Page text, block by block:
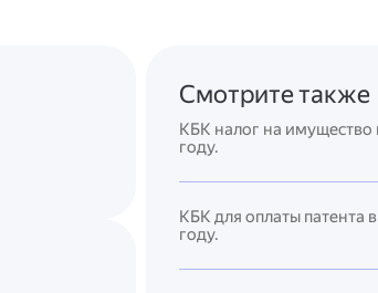
Смотрите также
КБК налог на имущество в 2026
году.
КБК для оплаты патента в 2026
году.